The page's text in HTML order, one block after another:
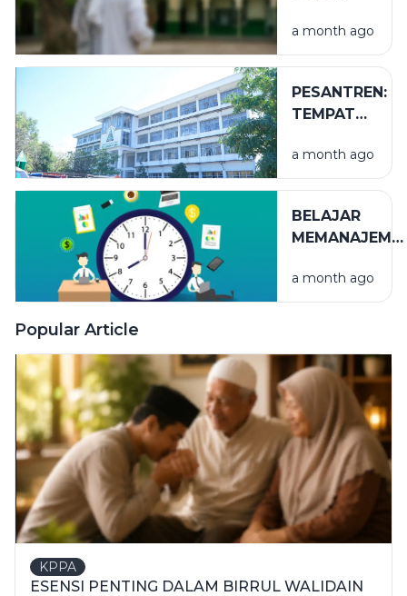
a month ago
PESANTREN:
TEMPAT
YANG TAK
TERLIHAT
a month ago
BELAJAR
a month ago
Popular Article
KPPA
ESENSI PENTING DALAM BIRRUL WALIDAIN